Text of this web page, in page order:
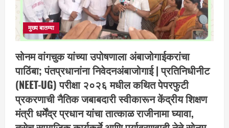
मुख्य बातम्या
सोनम वांगचुक यांच्या उपोषणाला अंबाजोगाईकरांचा
पाठिंबा; पंतप्रधानांना निवेदनअंबाजोगाई | प्रतिनिधीनीट
(NEET-UG) परीक्षा २०२६ मधील कथित पेपरफुटी
प्रकरणाची नैतिक जबाबदारी स्वीकारून केंद्रीय शिक्षण
मंत्री धर्मेंद्र प्रधान यांचा तात्काळ राजीनामा घ्यावा,